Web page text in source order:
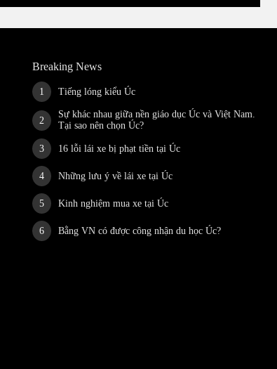
Breaking News
Tiếng lóng kiểu Úc
Sự khác nhau giữa nền giáo dục Úc và Việt Nam.
Tại sao nên chọn Úc?
16 lỗi lái xe bị phạt tiền tại Úc
Những lưu ý về lái xe tại Úc
Kinh nghiệm mua xe tại Úc
Bằng VN có được công nhận du học Úc?